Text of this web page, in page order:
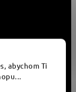
abychom Ti